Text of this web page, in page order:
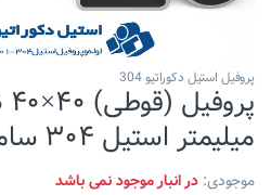
پروفیل استیل دکوراتیو 304
میلیمتر استیل ۳۰۴ ساموین
موجودی: در انبار موجود نمی باشد